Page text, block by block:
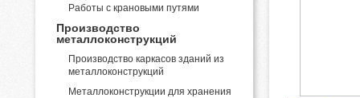
Работы с крановыми путями
Производство
металлоконструкций
Производство каркасов зданий из
металлоконструкций
Металлоконструкции для хранения